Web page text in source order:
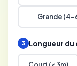
Grande (4-
3 Longueur